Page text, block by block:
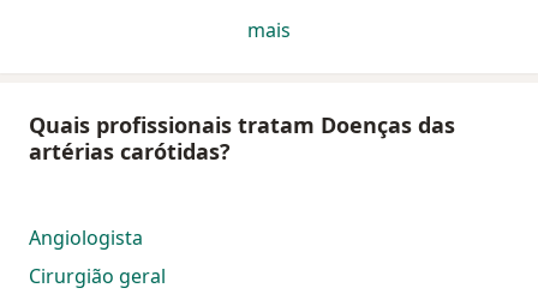
mais
Quais profissionais tratam Doenças das
artérias carótidas?
Angiologista
Cirurgião geral